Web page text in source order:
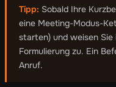
Tipp: Sobald Ihre
eine Meeting-Modus-
starten) und weisen
Formulierung zu. Ein
Anruf.